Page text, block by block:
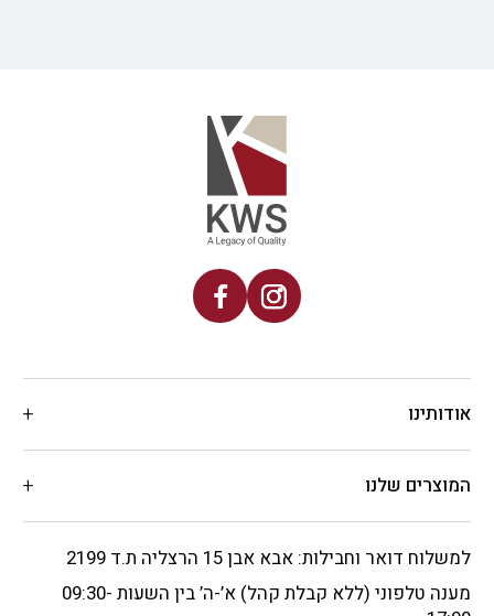
אודותינו
המוצרים שלנו
למשלוח דואר וחבילות: אבא אבן 15 הרצליה ת.ד 2199
מענה טלפוני (ללא קבלת קהל) א’-ה’ בין השעות 09:30-